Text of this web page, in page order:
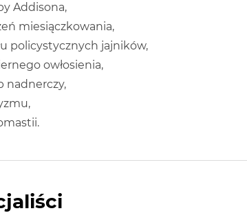
Addisona,
miesiączkowania,
policystycznych jajników,
owłosienia,
nadnerczy,